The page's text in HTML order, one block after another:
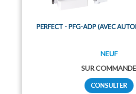
PERFECT - PFG-ADP (AVEC
NEUF
SUR COMMANDE